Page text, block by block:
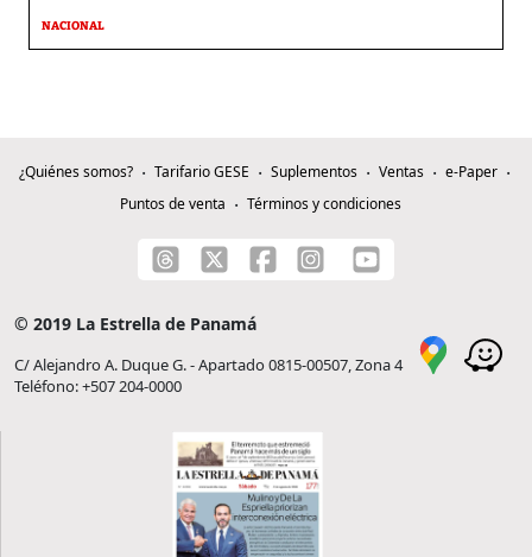
NACIONAL
¿Quiénes somos? Tarifario GESE Suplementos Ventas
e-Paper
Puntos de venta
Términos y condiciones
© 2019 La Estrella de Panamá
C/ Alejandro A. Duque G. - Apartado 0815-00507, Zona 4
Teléfono: +507 204-0000